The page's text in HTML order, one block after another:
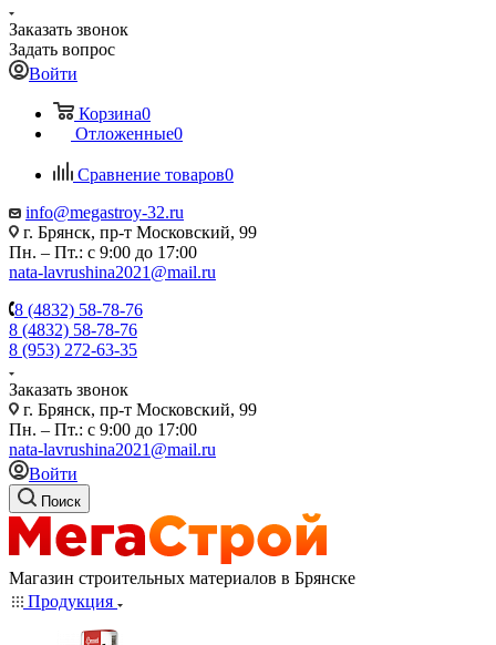
Заказать звонок
Задать вопрос
Войти
Корзина0
Отложенные0
Сравнение товаров0
info@megastroy-32.ru
г. Брянск, пр-т Московский, 99
Пн. – Пт.: с 9:00 до 17:00
nata-lavrushina2021@mail.ru
8 (4832) 58-78-76
8 (4832) 58-78-76
8 (953) 272-63-35
Заказать звонок
г. Брянск, пр-т Московский, 99
Пн. – Пт.: с 9:00 до 17:00
nata-lavrushina2021@mail.ru
Войти
Поиск
Магазин строительных материалов в Брянске
Продукция